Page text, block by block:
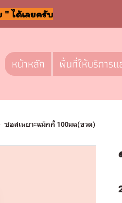
ได้เลยครับ
หน้าหลัก พื้นที่ให้บริการ
ซอสเหยาะแม็กกี้ 100มล(ขวด)